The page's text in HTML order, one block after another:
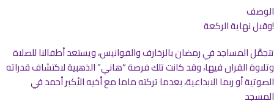
الوصف
!وقبل نهاية الركعة
تتجمَّل المساجد في رمضان بالزخارف والفوانيس، ويستعد أطفالنا للصلاة
وتلاوة القران فيها، وقد كانت تلك فرصة “هاني” الذهبية لاكتشاف قدراته
الصوتية أو ربما الابداعية، بعدما تركته ماما مع أخيه الأكبر أحمد في
المسجد